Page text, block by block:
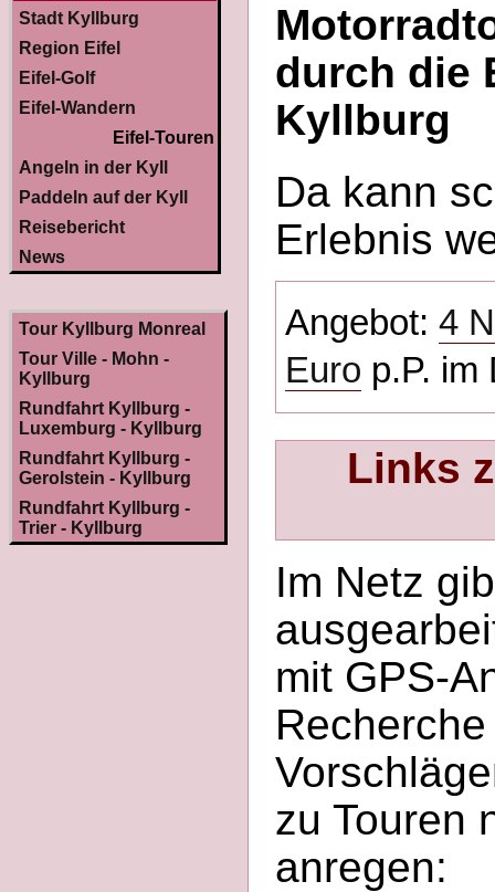
Stadt Kyllburg
Region Eifel
Eifel-Golf
Eifel-Wandern
Eifel-Touren
Angeln in der Kyll
Paddeln auf der Kyll
Reisebericht
News
Tour Kyllburg Monreal
Tour Ville - Mohn -
Kyllburg
Rundfahrt Kyllburg -
Luxemburg - Kyllburg
Rundfahrt Kyllburg -
Gerolstein - Kyllburg
Rundfahrt Kyllburg -
Trier - Kyllburg
durch die
Kyllburg
Da kann
Erlebnis
Angebot:4
Euro p.P. im
Links
Im Netz
mit GPS-
zu Touren
anregen: